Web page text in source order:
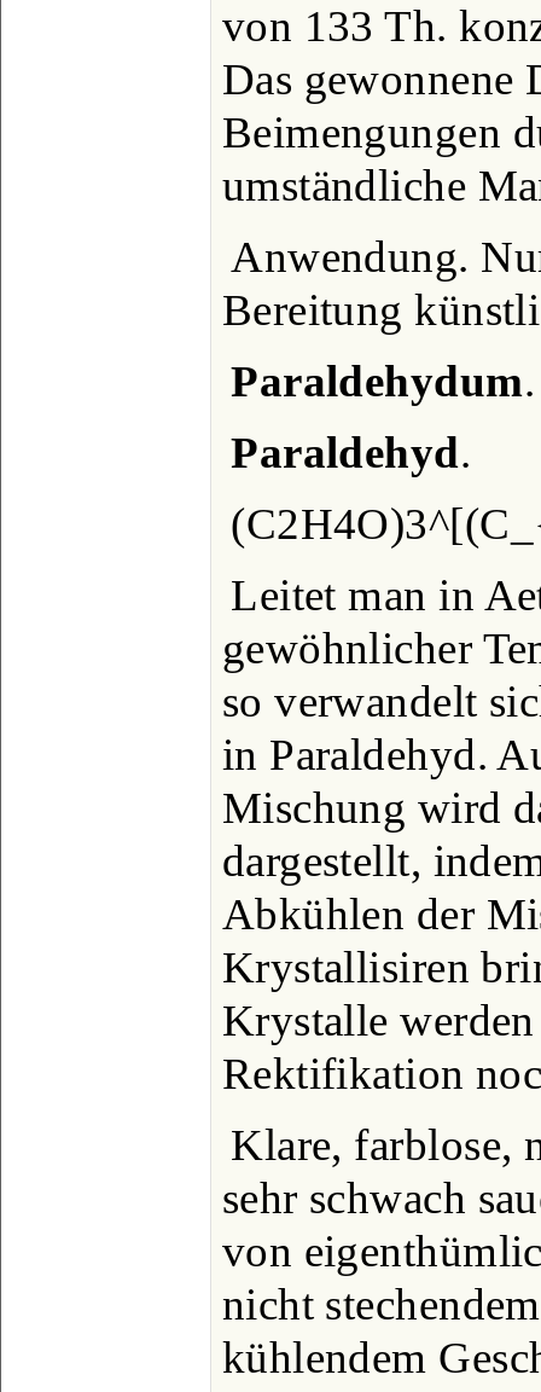
von 133 Th.
Das gewonnene
Beimengungen
umständliche
Anwendung.
Bereitung
Paraldehydum.
Paraldehyd.
Leitet man in
gewöhnlicher
so verwandelt
in Paraldehyd.
Mischung wird
dargestellt,
Abkühlen der
Krystallisiren
Krystalle
Rektifikation
Klare, farblose,
sehr schwach
von
nicht
kühlendem